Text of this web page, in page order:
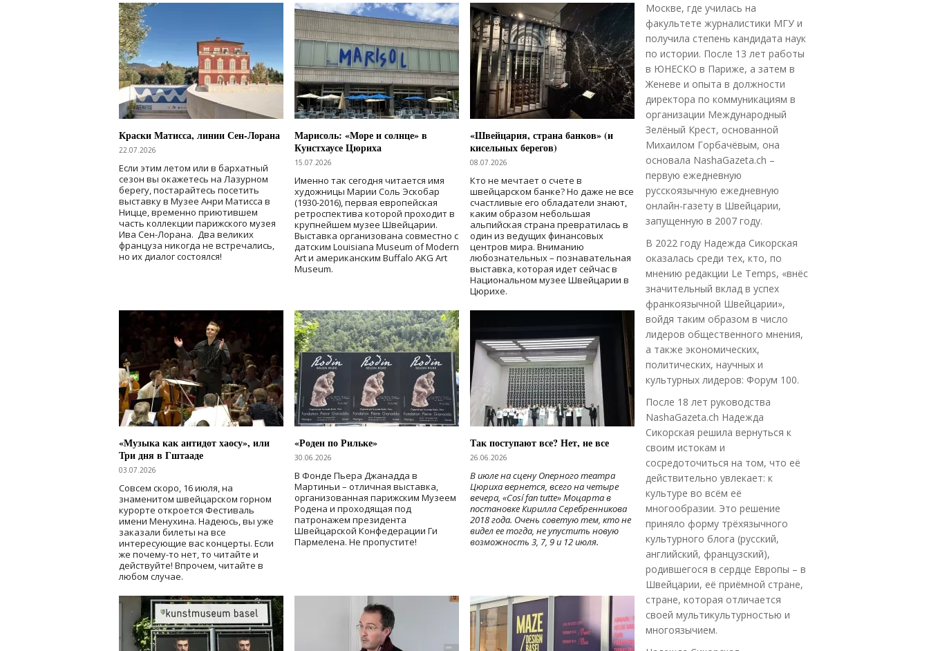
Краски Матисса, линии Сен-Лорана
22.07.2026
Если этим летом или в бархатный
сезон вы окажетесь на Лазурном
берегу, постарайтесь посетить
выставку в Музее Анри Матисса в
Ницце, временно приютившем
часть коллекции парижского музея
Ива Сен-Лорана. Два великих
француза никогда не встречались,
но их диалог состоялся!
Марисоль: «Море и солнце» в
Кунстхаусе Цюриха
15.07.2026
Именно так сегодня читается имя
художницы Марии Соль Эскобар
(1930-2016), первая европейская
ретроспектива которой проходит в
крупнейшем музее Швейцарии.
Выставка организована совместно с
датским Louisiana Museum of Modern
Art и американским Buffalo AKG Art
Museum.
«Швейцария, страна банков» (и
кисельных берегов)
08.07.2026
Кто не мечтает о счете в
швейцарском банке? Но даже не все
счастливые его обладатели знают,
каким образом небольшая
альпийская страна превратилась в
один из ведущих финансовых
центров мира. Вниманию
любознательных – познавательная
выставка, которая идет сейчас в
Национальном музее Швейцарии в
Цюрихе.
«Музыка как антидот хаосу», или
Три дня в Гштааде
03.07.2026
Совсем скоро, 16 июля, на
знаменитом швейцарском горном
курорте откроется Фестиваль
имени Менухина. Надеюсь, вы уже
заказали билеты на все
интересующие вас концерты. Если
же почему-то нет, то читайте и
действуйте! Впрочем, читайте в
любом случае.
«Роден по Рильке»
30.06.2026
В Фонде Пьера Джанадда в
Мартиньи – отличная выставка,
организованная парижским Музеем
Родена и проходящая под
патронажем президента
Швейцарской Конфедерации Ги
Пармелена. Не пропустите!
Так поступают все? Нет, не все
26.06.2026
В июле на сцену Оперного театра
Цюриха вернется, всего на четыре
вечера, «Cosí fan tutte» Моцарта в
постановке Кирилла Серебренникова
2018 года. Очень советую тем, кто не
видел ее тогда, не упустить новую
возможность 3, 7, 9 и 12 июля.
Москве, где училась на
факультете журналистики МГУ и
получила степень кандидата наук
по истории. После 13 лет работы
в ЮНЕСКО в Париже, а затем в
Женеве и опыта в должности
директора по коммуникациям в
организации Международный
Зелёный Крест, основанной
Михаилом Горбачёвым, она
основала NashaGazeta.ch –
первую ежедневную
русскоязычную ежедневную
онлайн-газету в Швейцарии,
запущенную в 2007 году.
В 2022 году Надежда Сикорская
оказалась среди тех, кто, по
мнению редакции Le Temps, «внёс
значительный вклад в успех
франкоязычной Швейцарии»,
войдя таким образом в число
лидеров общественного мнения,
а также экономических,
политических, научных и
культурных лидеров: Форум 100.
После 18 лет руководства
NashaGazeta.ch Надежда
Сикорская решила вернуться к
своим истокам и
сосредоточиться на том, что её
действительно увлекает: к
культуре во всём её
многообразии. Это решение
приняло форму трёхязычного
культурного блога (русский,
английский, французский),
родившегося в сердце Европы – в
Швейцарии, её приёмной стране,
стране, которая отличается
своей мультикультурностью и
многоязычием.